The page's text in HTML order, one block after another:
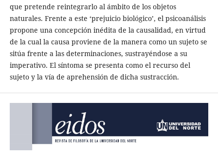
que pretende reintegrarlo al ámbito de los objetos
naturales. Frente a este ‘prejuicio biológico’, el psicoanálisis
propone una concepción inédita de la causalidad, en virtud
de la cual la causa proviene de la manera como un sujeto se
sitúa frente a las determinaciones, sustrayéndose a su
imperativo. El síntoma se presenta como el recurso del
sujeto y la vía de aprehensión de dicha sustracción.